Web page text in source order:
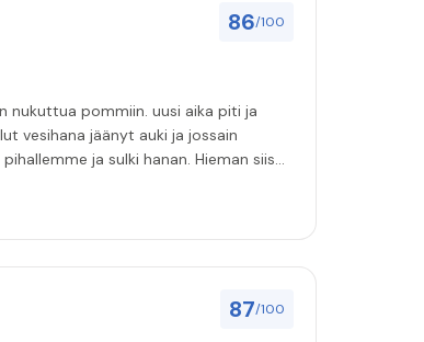
86/100
vesihana jäänyt auki ja jossain
ja sulki hanan. Hieman siis
87/100